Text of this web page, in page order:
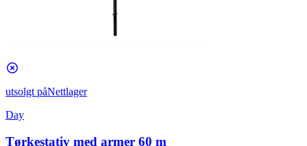
utsolgt påNettlager
Day
Tørkestativ med armer 60 m